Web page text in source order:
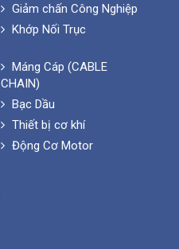
Giảm chấn Công Nghiệp
Khớp Nối Trục
Máng Cáp (CABLE
CHAIN)
Bạc Dầu
Thiết bị cơ khí
Động Cơ Motor